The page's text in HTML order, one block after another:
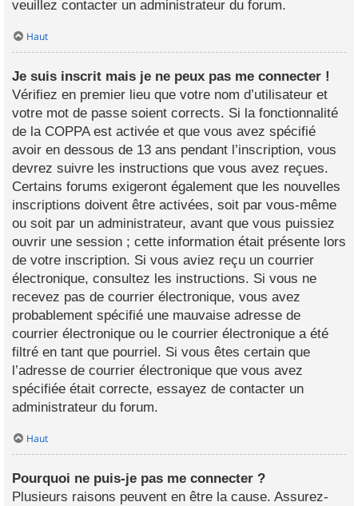
veuillez contacter un administrateur du forum.
Haut
Je suis inscrit mais je ne peux pas me connecter !
Vérifiez en premier lieu que votre nom d’utilisateur et
votre mot de passe soient corrects. Si la fonctionnalité
de la COPPA est activée et que vous avez spécifié
avoir en dessous de 13 ans pendant l’inscription, vous
devrez suivre les instructions que vous avez reçues.
Certains forums exigeront également que les nouvelles
inscriptions doivent être activées, soit par vous-même
ou soit par un administrateur, avant que vous puissiez
ouvrir une session ; cette information était présente lors
de votre inscription. Si vous aviez reçu un courrier
électronique, consultez les instructions. Si vous ne
recevez pas de courrier électronique, vous avez
probablement spécifié une mauvaise adresse de
courrier électronique ou le courrier électronique a été
filtré en tant que pourriel. Si vous êtes certain que
l’adresse de courrier électronique que vous avez
spécifiée était correcte, essayez de contacter un
administrateur du forum.
Haut
Pourquoi ne puis-je pas me connecter ?
Plusieurs raisons peuvent en être la cause. Assurez-